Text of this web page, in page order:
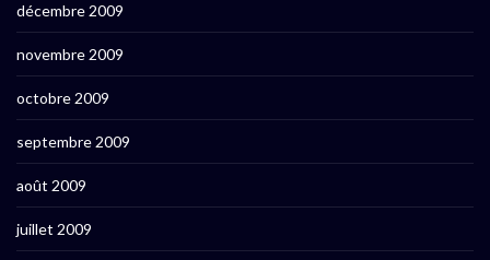
décembre 2009
novembre 2009
octobre 2009
septembre 2009
août 2009
juillet 2009